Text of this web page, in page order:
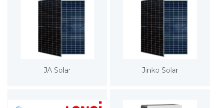
JA Solar Jinko Solar